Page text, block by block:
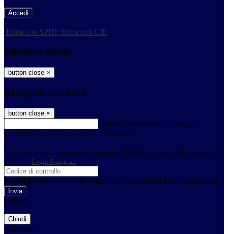
-
Entra con SPID Entra con CIE
Seleziona utente
button close ×
Recupero password
button close ×
E-mail Verrà inviato un messaggio
all'indirizzo indicato con le istruzioni necessarie.
Non hai una e-mail associata al nome utente? Effettua il reset della password
tramite la Login Spaggiari
E-mail inviata, si prega di controllare la casella di posta elettronica!
Errore
Chiudi
Successo